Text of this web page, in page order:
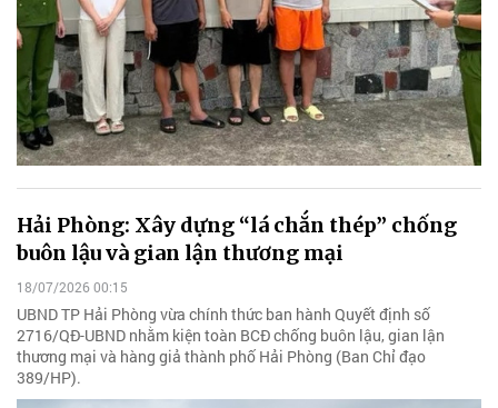
Hải Phòng: Xây dựng “lá chắn thép” chống
buôn lậu và gian lận thương mại
18/07/2026 00:15
UBND TP Hải Phòng vừa chính thức ban hành Quyết định số
2716/QĐ-UBND nhằm kiện toàn BCĐ chống buôn lậu, gian lận
thương mại và hàng giả thành phố Hải Phòng (Ban Chỉ đạo
389/HP).